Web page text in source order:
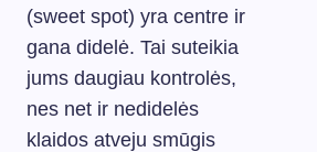
(sweet spot) yra centre ir
gana didelė. Tai suteikia
jums daugiau kontrolės,
nes net ir nedidelės
klaidos atveju smūgis